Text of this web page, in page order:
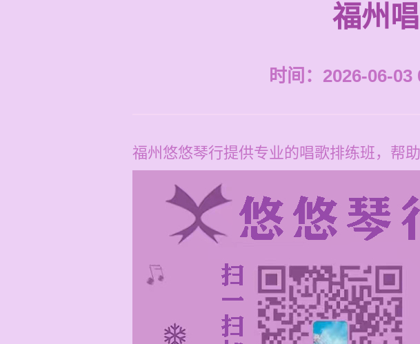
福州
时间：2026-06-03
福州悠悠琴行提供专业的唱歌排练班，帮